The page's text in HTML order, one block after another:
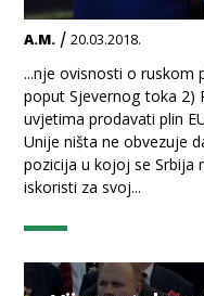
A.M. /20.03.2018.
...nje ovisnosti o ruskom
poput Sjevernog toka 2)
uvjetima prodavati plin
Unije ništa ne obvezuje
pozicija u kojoj se Srbija
iskoristi za svoj...